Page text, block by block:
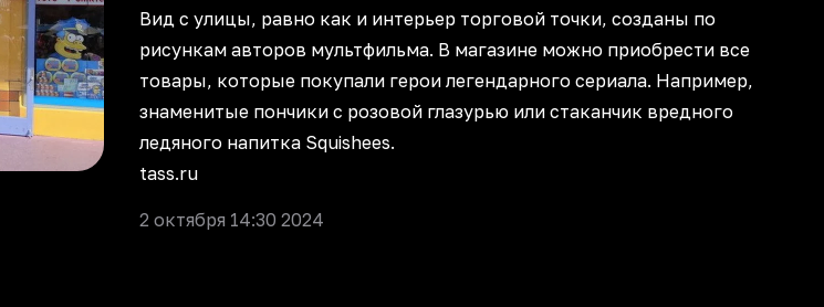
Вид с улицы, равно как и интерьер торговой точки, созданы по
рисункам авторов мультфильма. В магазине можно приобрести все
товары, которые покупали герои легендарного сериала. Например,
знаменитые пончики с розовой глазурью или стаканчик вредного
ледяного напитка Squishees.
tass.ru
2 октября 14:30 2024